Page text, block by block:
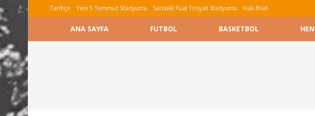
Tarihçe Yeni 5 Temmuz Stadyumu Sarıseki Fuat Tosyalı Stadyumu Hak İhlali
ANA SAYFA FUTBOL BASKETBOL